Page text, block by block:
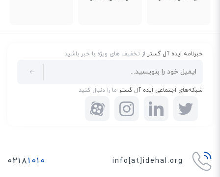
خبرنامه ایده آل گستراز تخفیف های ویژه با خبر باشید
شبکه‌های اجتماعی ایده آل گسترما را دنبال کنید
info[at]idehal.org ۰۲۱۸۱۰۱۰